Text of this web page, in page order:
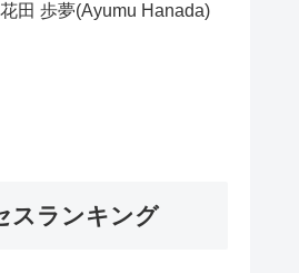
花田 歩夢(Ayumu Hanada)
スランキング